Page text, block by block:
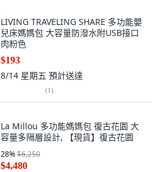
LIVING TRAVELING SHARE 多功能嬰
兒床媽媽包 大容量防潑水附USB接口
肉粉色
$193
8/14 星期五 預計送達
(1)
La Millou 多功能媽媽包 復古花園 大
容量多隔層設計, 【現貨】復古花園
28%$6,250
$4,480